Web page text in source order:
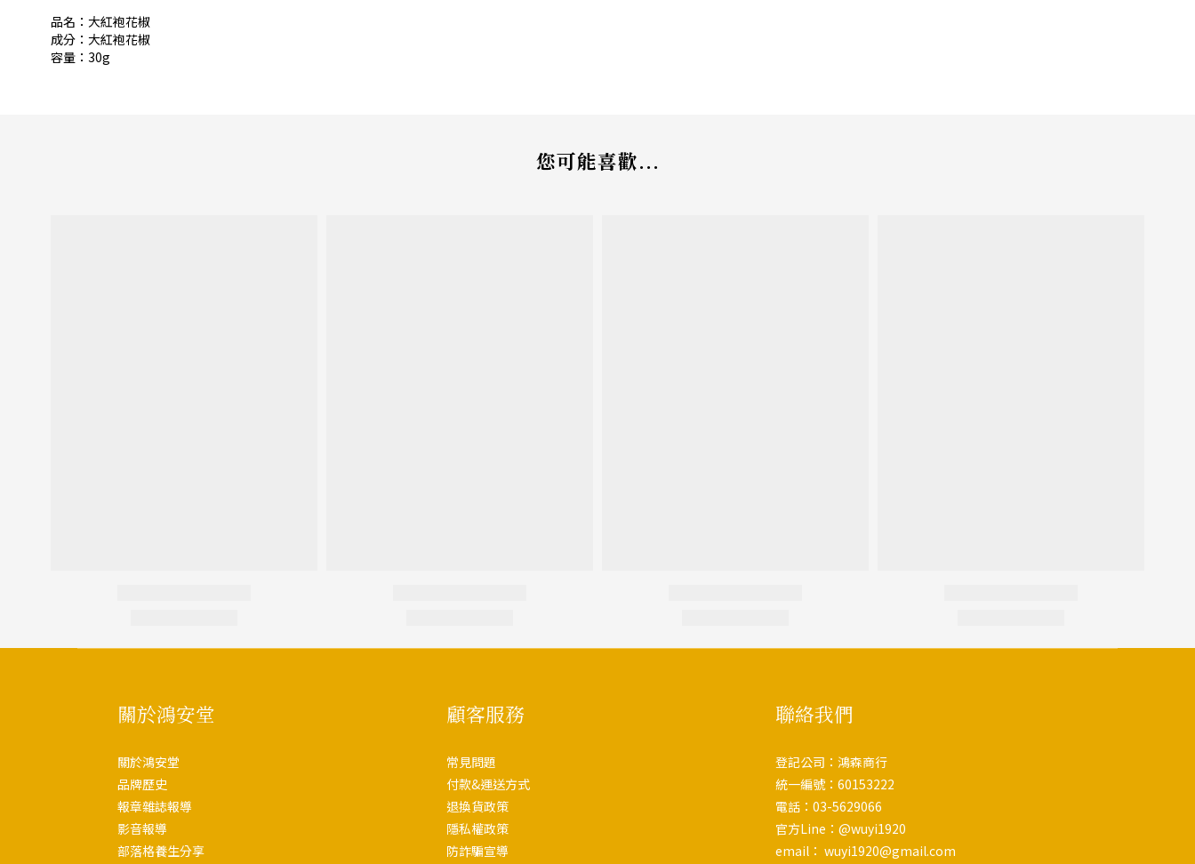
品名：大紅袍花椒
成分：大紅袍花椒
容量：30g
您可能喜歡...
關於鴻安堂
關於鴻安堂
品牌歷史
報章雜誌報導
影音報導
部落格養生分享
顧客服務
常見問題
付款&運送方式
退換貨政策
隱私權政策
防詐騙宣導
聯絡我們
登記公司：鴻森商行
統一編號：60153222
電話：03-5629066
官方Line：@wuyi1920
email： wuyi1920@gmail.com